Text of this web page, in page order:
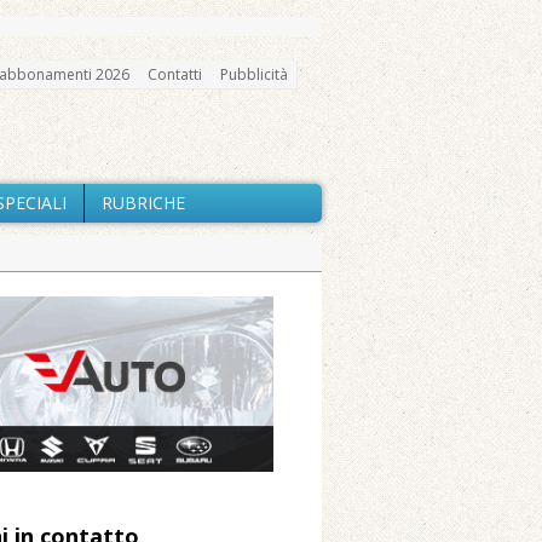
2026 Contatti Pubblicità
RUBRICHE
«Misura precauzionale e
della Pro Loco
estrema e gli incendi
dell’acqua